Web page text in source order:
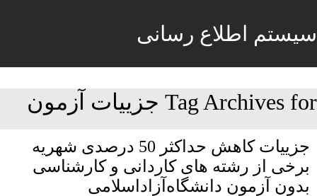
سیستم اطلاع رسانی
Tag Archives for جزییات آزمون
جزییات کاهش حداکثر 50 درصدی شهریه
برخی از رشته های کاردانی و کارشناسی
بدون آزمون دانشگاه‌آزاداسلامی